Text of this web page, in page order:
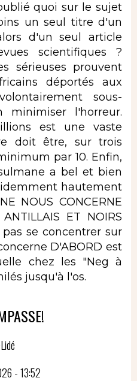
quoi sur le sujet
un seul titre d'un
d'un seul article
scientifiques ?
sérieuses prouvent
déportés aux
sous-
l'horreur.
est une vaste
doit être, sur trois
par 10. Enfin,
a bel et bien
hautement
NOUS CONCERNE
ET NOIRS
pas se concentrer sur
D'ABORD est
chez les "Neg à
jusqu'à l'os.
- 13:52